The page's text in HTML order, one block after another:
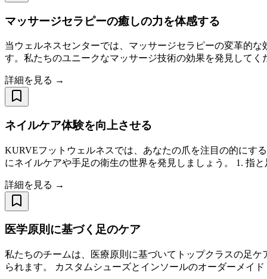
マッサージセラピーの癒しの力を体感する
当ウェルネスセンターでは、マッサージセラピーの変革的
す。私たちのユニークなマッサージ技術の効果を発見して
詳細を見る →
ネイルケア体験を向上させる
KURVEフットウェルネスでは、あなたの爪を注目の的にす
にネイルケアや手足の衛生の世界を発見しましょう。 1. 指
詳細を見る →
医学原則に基づく足のケア
私たちのチームは、医療原則に基づいてトップクラスの足
られます。 カスタムシューズとインソールのオーダーメイ